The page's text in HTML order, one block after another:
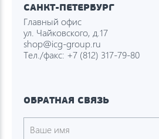
САНКТ-ПЕТЕРБУРГ
Главный офис
ул. Чайковского, д.17
shop@icg-group.ru
Тел./факс: +7 (812) 317-79-80
ОБРАТНАЯ СВЯЗЬ